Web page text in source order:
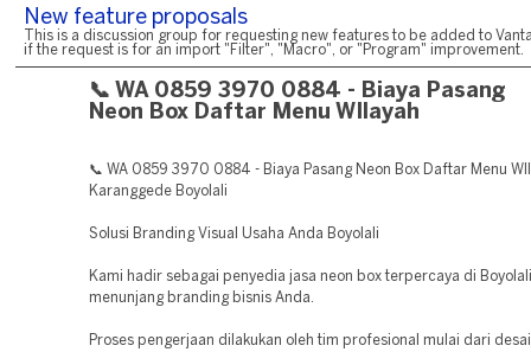
New feature proposals
This is a discussion group for requesting new features to be added to
if the request is for an import "Filter", "Macro", or "Program" improvement.
📞 WA 0859 3970 0884 - Biaya Pasang
Neon Box Daftar Menu WIlayah
📞 WA 0859 3970 0884 - Biaya Pasang Neon Box Daftar Menu
Karanggede Boyolali
Solusi Branding Visual Usaha Anda Boyolali
Kami hadir sebagai penyedia jasa neon box terpercaya di
menunjang branding bisnis Anda.
Proses pengerjaan dilakukan oleh tim profesional mulai dari